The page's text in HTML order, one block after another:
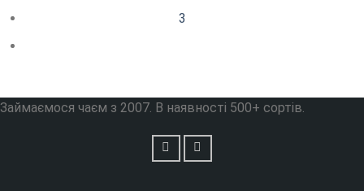
3
Займаємося чаєм з 2007. В наявності 500+ сортів.